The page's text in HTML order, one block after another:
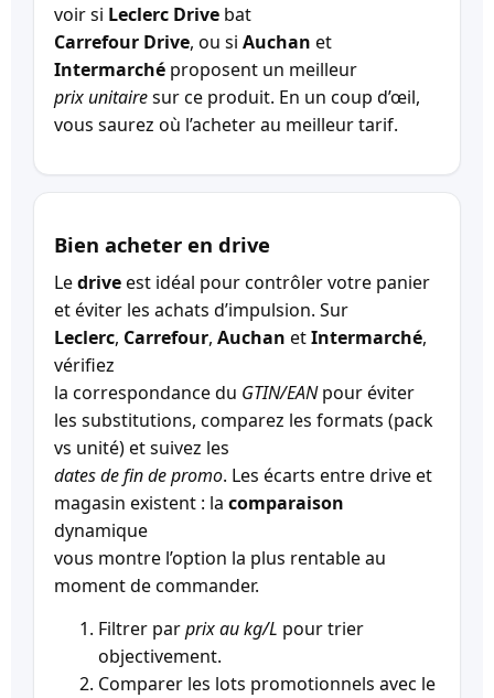
voir si Leclerc Drive bat
Carrefour Drive, ou si Auchan et
Intermarché proposent un meilleur
prix unitairesur ce produit. En un coup d’œil,
vous saurez où l’acheter au meilleur tarif.
Bien acheter en drive
Ledriveest idéal pour contrôler votre panier
et éviter les achats d’impulsion. Sur
Leclerc, Carrefour, Auchan etIntermarché,
vérifiez
la correspondance du GTIN/EANpour éviter
les substitutions, comparez les formats (pack
vs unité) et suivez les
dates de fin de promo. Les écarts entre drive et
magasin existent : la comparaison
dynamique
vous montre l’option la plus rentable au
moment de commander.
Filtrer parprix au kg/L pour trier
objectivement.
Comparer les lots promotionnels avec le